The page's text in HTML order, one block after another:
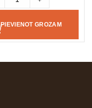
PIEVIENOT GROZAM